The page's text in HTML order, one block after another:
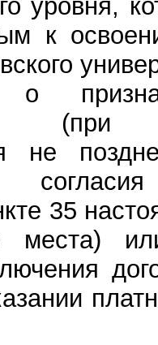
уровня,
к
о
(при
не
35
места)